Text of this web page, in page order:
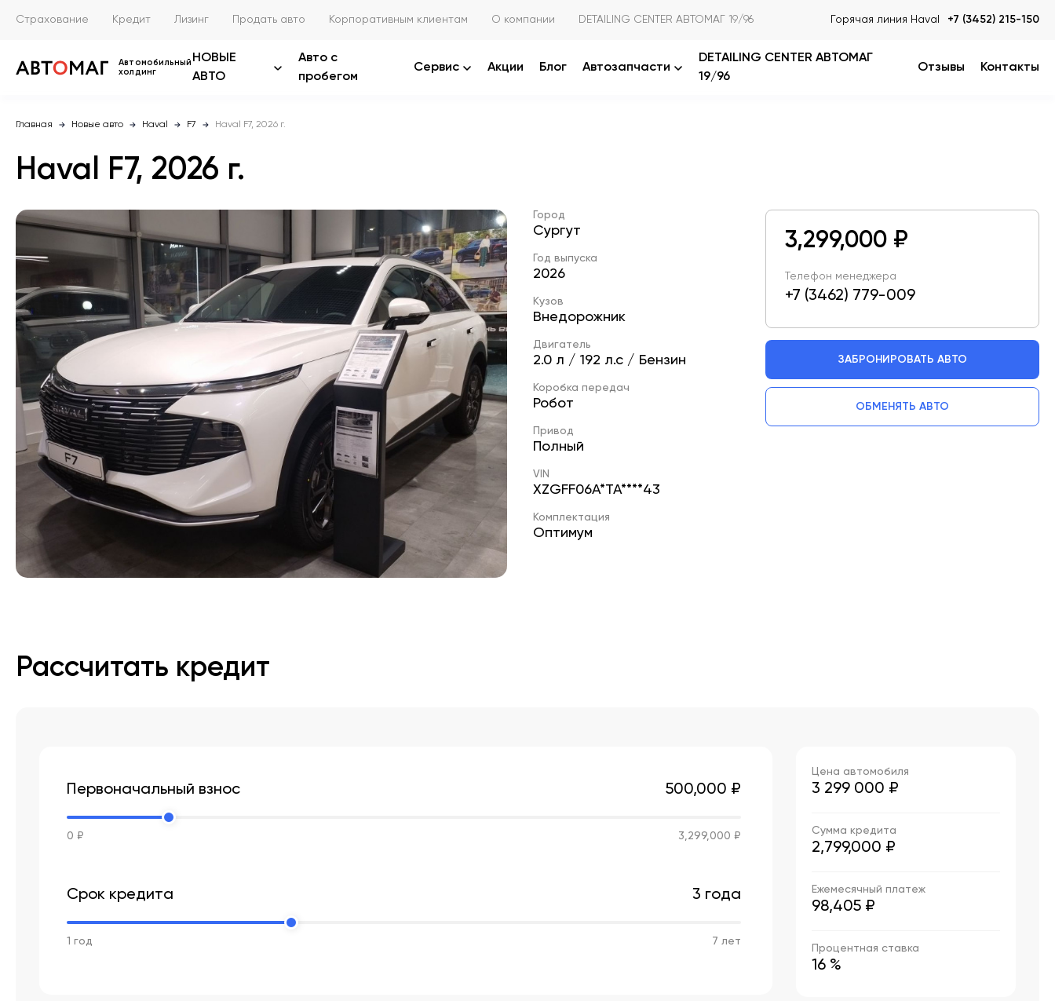
Страхование Кредит Лизинг Продать авто Корпоративным клиентам О компании DETAILING CENTER АВТОМАГ 19/96 Горячая линия Haval +7 (3452) 215-150
Автомобильный
холдинг
НОВЫЕ
АВТО
Авто с
пробегом
Сервис Акции Блог Автозапчасти
DETAILING CENTER АВТОМАГ
19/96
Отзывы Контакты
Главная Новые авто Haval F7 Haval F7, 2026 г.
Haval F7, 2026 г.
3,299,000 ₽
Телефон менеджера
+7 (3462) 779-009
ЗАБРОНИРОВАТЬ АВТО
ОБМЕНЯТЬ АВТО
Город
Сургут
Год выпуска
2026
Кузов
Внедорожник
Двигатель
2.0 л / 192 л.с / Бензин
Коробка передач
Робот
Привод
Полный
VIN
XZGFF06A*TA****43
Комплектация
Оптимум
Рассчитать кредит
Первоначальный взнос 500,000 ₽
0 ₽ 3,299,000 ₽
Срок кредита 3 года
1 год 7 лет
Цена автомобиля
3 299 000 ₽
Сумма кредита
2,799,000 ₽
Ежемесячный платеж
98,405 ₽
Процентная ставка
16 %